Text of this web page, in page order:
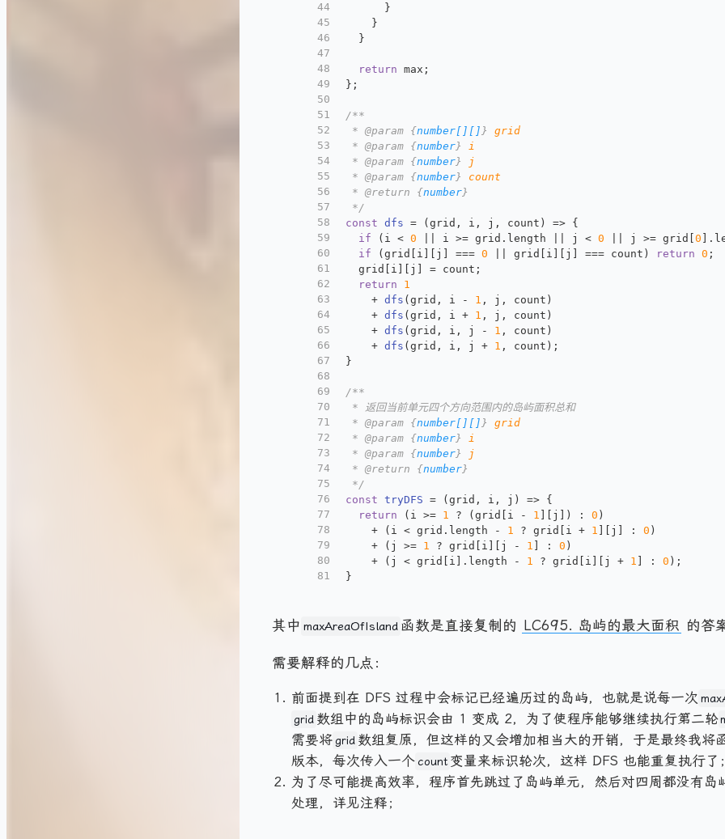
44
45
46
47
48
49
50
51
52
53
54
55
56
57
58
59
60
61
62
63
64
65
66
67
68
69
70
71
72
73
74
75
76
77
78
79
80
81
      }
    }
  }
return max;
};
/**
* @param {number[][] } grid
* @param {number}
i
* @param {number}
j
* @param {number} count
* @return {number}
*/
const
dfs = (grid, i, j, count ) => {
if (i < 0 || i >= grid. length || j < 0 || j >= grid[0 ].
if (grid[i][j] === 0 || grid[i][j] === count) return 0 ;
  grid[i][j] = count;
return
1
    +
dfs (grid, i - 1 , j, count)
    +
dfs (grid, i + 1 , j, count)
    +
dfs (grid, i, j - 1 , count)
    +
dfs (grid, i, j + 1 , count);
}
/**
* 返回当前单元四个方向范围内的岛屿面积总和
* @param {number[][] } grid
* @param {number}
i
* @param {number}
j
* @return {number}
*/
const
tryDFS = (grid, i, j ) => {
return (i >= 1 ? (grid[i - 1 ][j]) : 0 )
    + (i < grid.
length - 1 ? grid[i + 1 ][j] : 0 )
    + (j >=
1 ? grid[i][j - 1 ] : 0 )
    + (j < grid[i].
length - 1 ? grid[i][j + 1 ] : 0 );
}
其中 maxAreaOfIsland 函数是直接复制的 LC695. 岛屿的最大面积 的答
需要解释的几点：
前面提到在 DFS 过程中会标记已经遍历过的岛屿，也就是说每一次
grid 数组中的岛屿标识会由 1 变成 2，为了使程序能够继续执行第二轮
需要将 grid 数组复原，但这样的又会增加相当大的开销，于是最终我将
版本，每次传入一个 count 变量来标识轮次，这样 DFS 也能重复执行了；
为了尽可能提高效率，程序首先跳过了岛屿单元，然后对四周都没有岛
处理，详见注释；